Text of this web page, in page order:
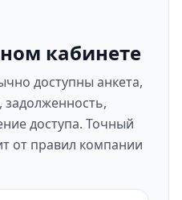
кабинете
доступны анкета,
задолженность,
доступа. Точный
от правил компании